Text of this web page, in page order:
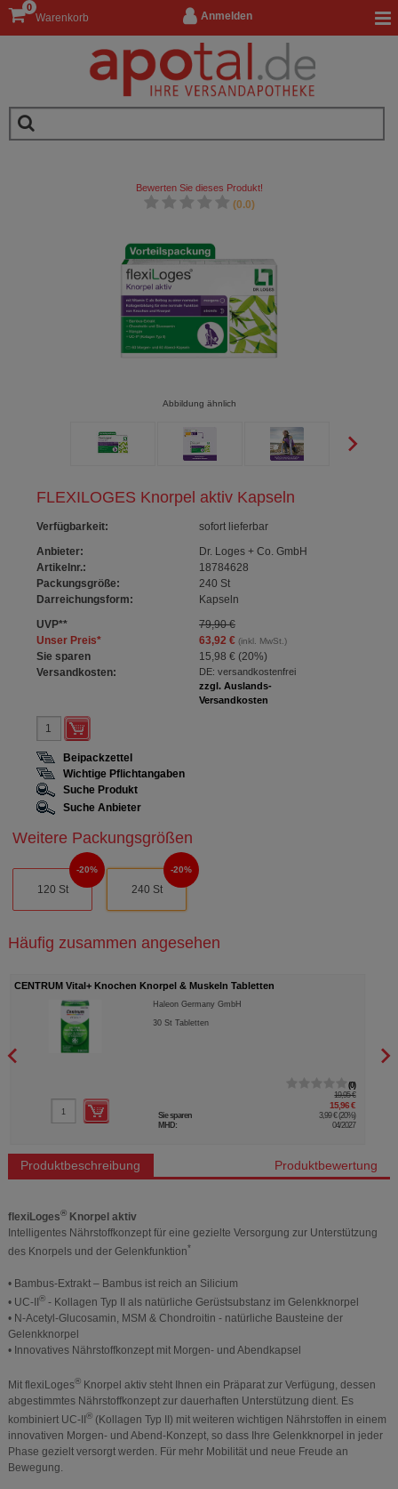
Anmelden
Warenkorb
0
FLEXILOGES Knorpel aktiv Kapseln
Verfügbarkeit:
sofort lieferbar
Anbieter:
Dr. Loges + Co. GmbH
Artikelnr.:
18784628
Packungsgröße:
240 St
Darreichungsform:
Kapseln
UVP**
79,90 €
Unser Preis* 63,92 €(inkl. MwSt.)
Sie sparen 15,98 € (20%)
Versandkosten:
DE: versandkostenfrei
zzgl. Auslands-
Versandkosten
Bewerten Sie dieses Produkt!
(0.0)
Abbildung ähnlich
Beipackzettel
Wichtige Pflichtangaben
Suche Produkt
Suche Anbieter
Weitere Packungsgrößen
120 St
20%
240 St
20%
Häufig zusammen angesehen
CENTRUM Vital+ Knochen Knorpel & Muskeln Tabletten
Haleon Germany GmbH
30St Tabletten
0
19,95 €
15,96 €
Sie sparen 3,99 € (20%)
MHD:
04/2027
Produktbeschreibung Produktbewertung
flexiLoges® Knorpel aktiv
Intelligentes Nährstoffkonzept für eine gezielte Versorgung zur Unterstützung
des Knorpels und der Gelenkfunktion*
• Bambus-Extrakt – Bambus ist reich an Silicium
• UC-II ® - Kollagen Typ II als natürliche Gerüstsubstanz im Gelenkknorpel
• N-Acetyl-Glucosamin, MSM & Chondroitin - natürliche Bausteine der
Gelenkknorpel
• Innovatives Nährstoffkonzept mit Morgen- und Abendkapsel
Mit flexiLoges® Knorpel aktiv steht Ihnen ein Präparat zur Verfügung, dessen
abgestimmtes Nährstoffkonzept zur dauerhaften Unterstützung dient. Es
kombiniert UC-II ® (Kollagen Typ II) mit weiteren wichtigen Nährstoffen in einem
innovativen Morgen- und Abend-Konzept, so dass Ihre Gelenkknorpel in jeder
Phase gezielt versorgt werden. Für mehr Mobilität und neue Freude an
Bewegung.